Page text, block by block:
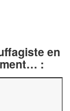
en
: